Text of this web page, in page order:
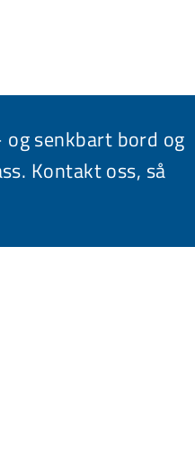
senkbart bord og
Kontakt oss, så